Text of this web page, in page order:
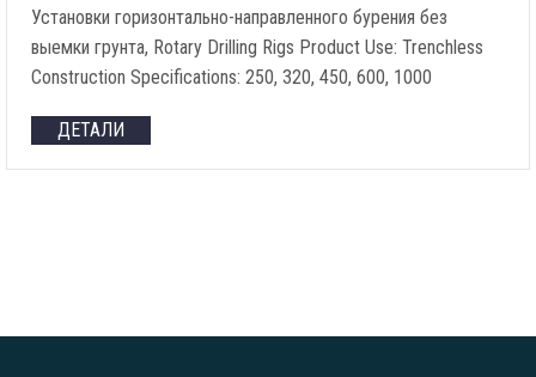
Установки горизонтально-направленного бурения без
выемки грунта, Rotary Drilling Rigs Product Use: Trenchless
Construction Specifications: 250, 320, 450, 600, 1000
ДЕТАЛИ